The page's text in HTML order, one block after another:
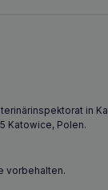
in
Katowice, Polen.
vorbehalten.